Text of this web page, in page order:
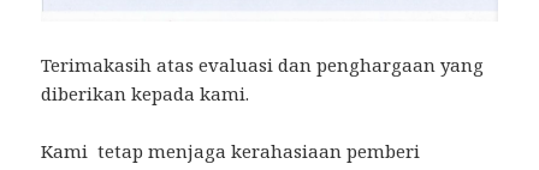
Terimakasih atas evaluasi dan penghargaan yang
diberikan kepada kami.
Kami tetap menjaga kerahasiaan pemberi